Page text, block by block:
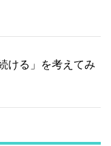
ける」を考えてみ